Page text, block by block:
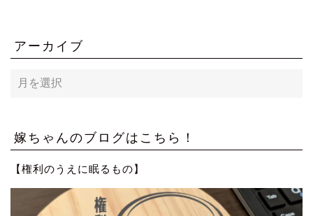
アーカイブ
ア
ー
ブ
嫁ちゃんのブログはこちら！
【権利のうえに眠るもの】